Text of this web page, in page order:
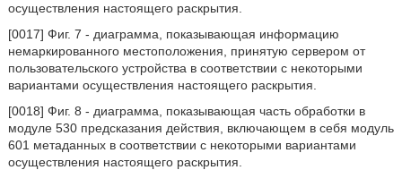
осуществления настоящего раскрытия.
[0017] Фиг. 7 - диаграмма, показывающая информацию
немаркированного местоположения, принятую сервером от
пользовательского устройства в соответствии с некоторыми
вариантами осуществления настоящего раскрытия.
[0018] Фиг. 8 - диаграмма, показывающая часть обработки в
модуле 530 предсказания действия, включающем в себя модуль
601 метаданных в соответствии с некоторыми вариантами
осуществления настоящего раскрытия.